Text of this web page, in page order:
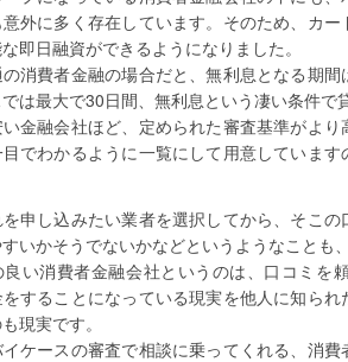
意外に多く存在しています。そのため、カ
即日融資ができるようになりました。
消費者金融の場合だと、無利息となる期間
は最大で30日間、無利息という凄い条件で
金融会社ほど、定められた審査基準がよ
でわかるように一覧にして用意していま
申し込みたい業者を選択してから、そこ
いかそうでないかなどというようなことも
い消費者金融会社というのは、口コミを
することになっている現実を他人に知ら
現実です。
ケースの審査で相談に乗ってくれる、消